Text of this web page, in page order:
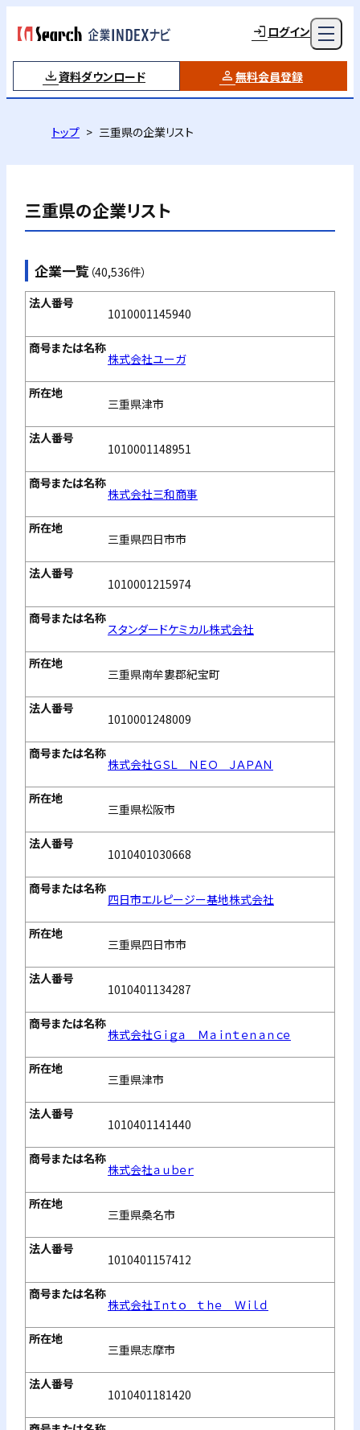
ログイン
資料ダウンロード 無料会員登録
トップ 三重県の企業リスト
三重県の企業リスト
企業一覧 （40,536件）
1010001145940
株式会社ユーガ
三重県津市
1010001148951
株式会社三和商事
三重県四日市市
1010001215974
スタンダードケミカル株式会社
三重県南牟婁郡紀宝町
1010001248009
株式会社ＧＳＬ ＮＥＯ ＪＡＰＡＮ
三重県松阪市
1010401030668
四日市エルピージー基地株式会社
三重県四日市市
1010401134287
株式会社Ｇｉｇａ Ｍａｉｎｔｅｎａｎｃｅ
三重県津市
1010401141440
株式会社ａｕｂｅｒ
三重県桑名市
1010401157412
株式会社Ｉｎｔｏ ｔｈｅ Ｗｉｌｄ
三重県志摩市
1010401181420